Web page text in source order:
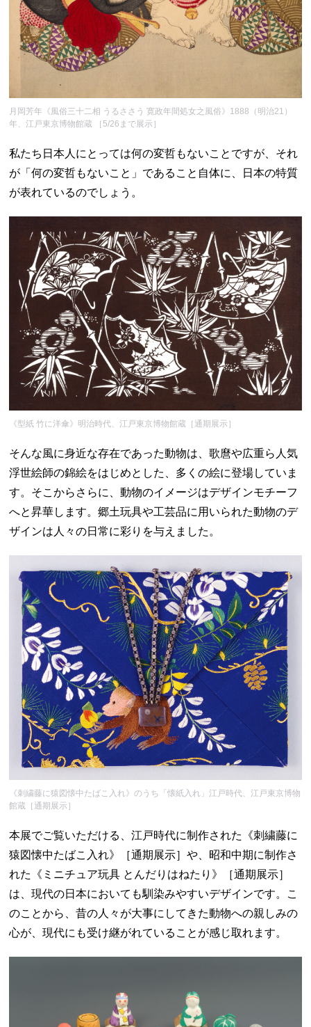
月岡芳年《風俗三十二相 うるささう 寛政年間処女之風俗》1888（明治21）
年、江戸東京博物館蔵 ［5/26まで展示］
私たち日本人にとっては何の変哲もないことですが、それ
が「何の変哲もないこと」であること自体に、日本の特質
が表れているのでしょう。
《型紙 竹に洋傘》明治時代、江戸東京博物館蔵［通期展示］
そんな風に身近な存在であった動物は、歌麿や広重ら人気
浮世絵師の錦絵をはじめとした、多くの絵に登場していま
す。そこからさらに、動物のイメージはデザインモチーフ
へと昇華します。郷土玩具や工芸品に用いられた動物のデ
ザインは人々の日常に彩りを与えました。
《刺繍藤に猿図懐中たばこ入れ》のうち「懐紙入れ」江戸時代、江戸東京博物
館蔵［通期展示］
本展でご覧いただける、江戸時代に制作された《刺繍藤に
猿図懐中たばこ入れ》［通期展示］や、昭和中期に制作さ
れた《ミニチュア玩具 とんだりはねたり》［通期展示］
は、現代の日本においても馴染みやすいデザインです。こ
のことから、昔の人々が大事にしてきた動物への親しみの
心が、現代にも受け継がれていることが感じ取れます。